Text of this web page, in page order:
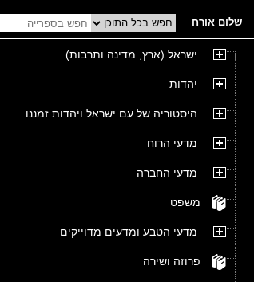
שלום אורח
ישראל (ארץ, מדינה ותרבות)
יהדות
היסטוריה של עם ישראל ויהדות זמננו
מדעי הרוח
מדעי החברה
משפט
מדעי הטבע ומדעים מדוייקים
פרוזה ושירה